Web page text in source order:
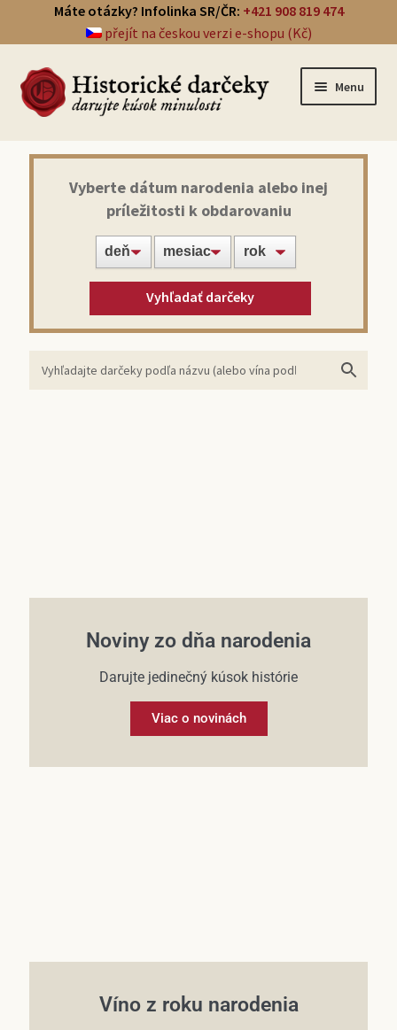
Máte otázky? Infolinka SR/ČR: +421 908 819 474
přejít na českou verzi e-shopu (Kč)
Menu
Prehľad darčekov
Noviny zo dňa narodenia
Víno z roku narodenia
Vyberte dátum narodenia alebo inej
príležitosti k obdarovaniu
Vyhľadať darčeky
Noviny zo dňa narodenia
Darujte jedinečný kúsok histórie
Viac o novinách
Víno z roku narodenia